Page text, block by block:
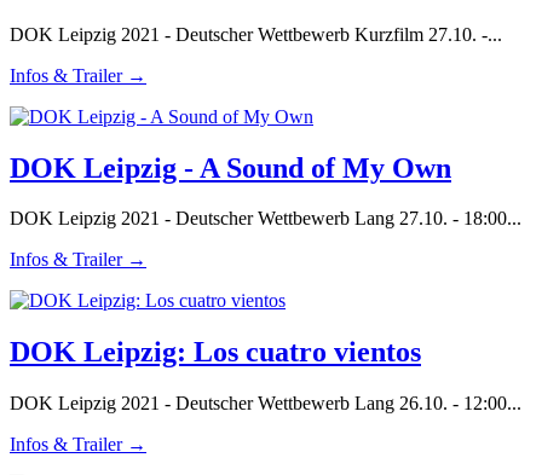
DOK Leipzig 2021 - Deutscher Wettbewerb Kurzfilm 27.10. -...
Infos & Trailer →
DOK Leipzig - A Sound of My Own
DOK Leipzig 2021 - Deutscher Wettbewerb Lang 27.10. - 18:00...
Infos & Trailer →
DOK Leipzig: Los cuatro vientos
DOK Leipzig 2021 - Deutscher Wettbewerb Lang 26.10. - 12:00...
Infos & Trailer →